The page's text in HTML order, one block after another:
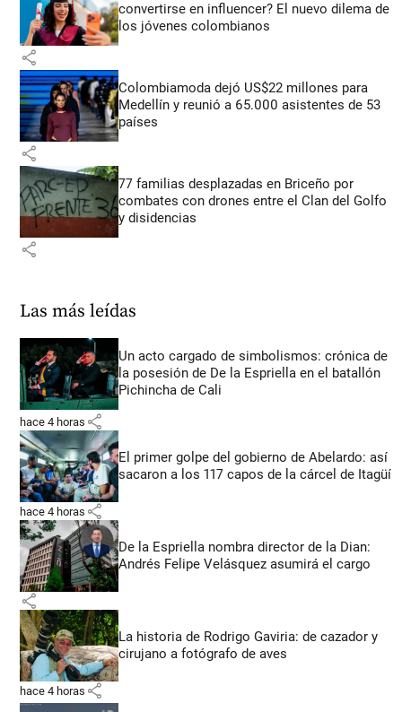
convertirse en influencer? El nuevo dilema de
los jóvenes colombianos
share
Colombiamoda dejó US$22 millones para
Medellín y reunió a 65.000 asistentes de 53
países
share
77 familias desplazadas en Briceño por
combates con drones entre el Clan del Golfo
y disidencias
share
Las más leídas
Un acto cargado de simbolismos: crónica de
la posesión de De la Espriella en el batallón
Pichincha de Cali
hace 4 horas share
El primer golpe del gobierno de Abelardo: así
sacaron a los 117 capos de la cárcel de Itagüí
hace 4 horas share
De la Espriella nombra director de la Dian:
Andrés Felipe Velásquez asumirá el cargo
share
La historia de Rodrigo Gaviria: de cazador y
cirujano a fotógrafo de aves
hace 4 horas share